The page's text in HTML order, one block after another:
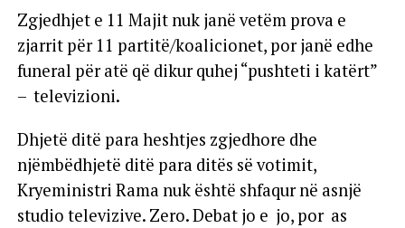
Zgjedhjet e 11 Majit nuk janë vetëm prova e
zjarrit për 11 partitë/koalicionet, por janë edhe
funeral për atë që dikur quhej “pushteti i katërt”
– televizioni.
Dhjetë ditë para heshtjes zgjedhore dhe
njëmbëdhjetë ditë para ditës së votimit,
Kryeministri Rama nuk është shfaqur në asnjë
studio televizive. Zero. Debat jo e jo, por as